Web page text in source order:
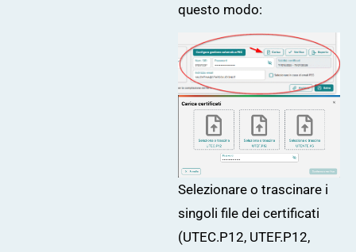
questo modo:
Selezionare o trascinare i
singoli file dei certificati
(UTEC.P12, UTEF.P12,